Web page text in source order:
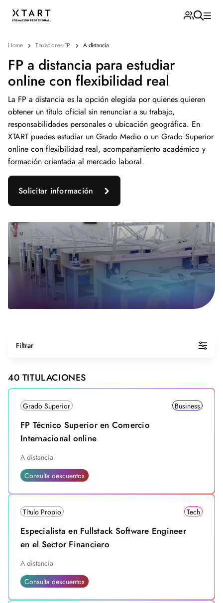
Home Titulaciones FP A distancia
FP a distancia para estudiar
online con flexibilidad real
La FP a distancia es la opción elegida por quienes quieren
obtener un título oficial sin renunciar a su trabajo,
responsabilidades personales o ubicación geográfica. En
XTART puedes estudiar un Grado Medio o un Grado Superior
online con flexibilidad real, acompañamiento académico y
formación orientada al mercado laboral.
Solicitar información
Filtrar
40 TITULACIONES
Grado Superior Business
FP Técnico Superior en Comercio
Internacional online
A distancia
Consulta descuentos
Título Propio Tech
Especialista en Fullstack Software Engineer
en el Sector Financiero
A distancia
Consulta descuentos